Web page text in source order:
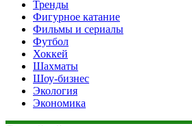
Тренды
Фигурное катание
Фильмы и сериалы
Футбол
Хоккей
Шахматы
Шоу-бизнес
Экология
Экономика